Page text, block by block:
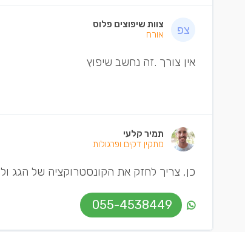
צוות שיפוצים פלוס
אורח
אין צורך .זה נחשב שיפוץ
תמיר קלעי
מתקין דקים ופרגולות
כן, צריך לחזק את הקונסטרוקציה של הגג
055-4538449